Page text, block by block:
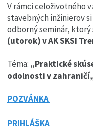
V rámci celoživotného
stavebných inžinierov
odborný seminár,
(utorok) v AK SKSI
Téma: „Praktické
odolnosti v
POZVÁNKA
PRIHLÁŠKA